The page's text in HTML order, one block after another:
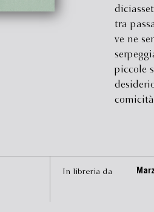
tra
ve ne
piccole
In libreria da